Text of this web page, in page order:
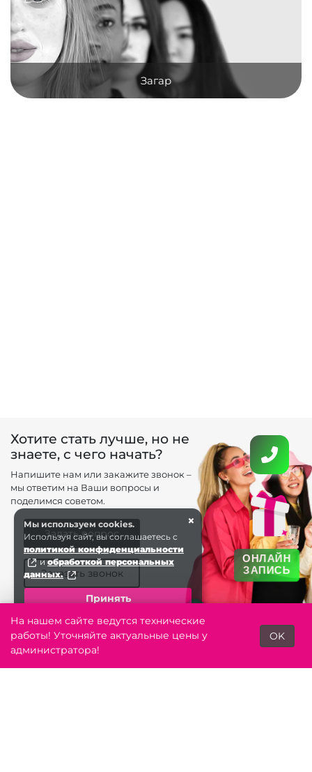
Контакты
Toggle
ОНЛАЙН
ЗАПИСЬ
Загар
Хотите стать лучше, но не
знаете, с чего начать?
Напишите нам или закажите звонок –
мы ответим на Ваши вопросы и
поделимся советом.
Задать вопрос
Заказать звонок
×
Мы используем cookies.
Используя сайт, вы соглашаетесь с
политикой конфиденциальности
иобработкой персональных
данных.
Принять
На нашем сайте ведутся технические
работы! Уточняйте актуальные цены у
администратора!
OK